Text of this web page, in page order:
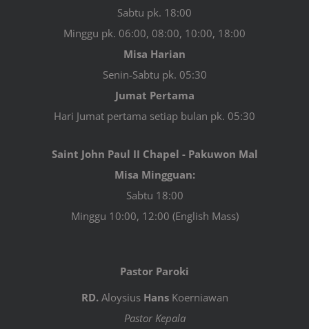
Sabtu pk. 18:00
Minggu pk. 06:00, 08:00, 10:00, 18:00
Misa Harian
Senin-Sabtu pk. 05:30
Jumat Pertama
Hari Jumat pertama setiap bulan pk. 05:30
Saint John Paul II Chapel - Pakuwon Mal
Misa Mingguan:
Sabtu 18:00
Minggu 10:00, 12:00 (English Mass)
Pastor Paroki
RD.Aloysius HansKoerniawan
Pastor Kepala